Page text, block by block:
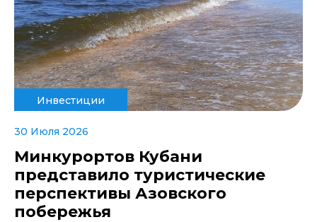
Инвестиции
30 Июля 2026
Минкурортов Кубани
представило туристические
перспективы Азовского
побережья